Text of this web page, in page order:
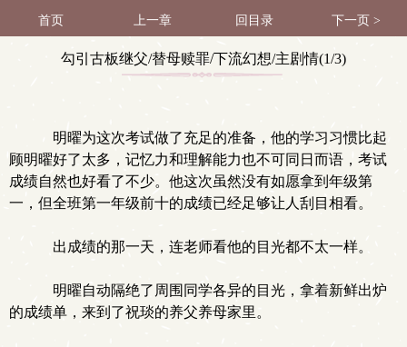
首页 上一章 回目录 下一页 >
勾引古板继父/替母赎罪/下流幻想/主剧情(1/3)
明曜为这次考试做了充足的准备，他的学习习惯比起
顾明曜好了太多，记忆力和理解能力也不可同日而语，考试
成绩自然也好看了不少。他这次虽然没有如愿拿到年级第
一，但全班第一年级前十的成绩已经足够让人刮目相看。
出成绩的那一天，连老师看他的目光都不太一样。
明曜自动隔绝了周围同学各异的目光，拿着新鲜出炉
的成绩单，来到了祝琰的养父养母家里。